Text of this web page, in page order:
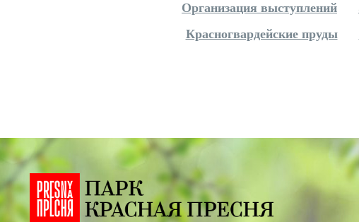
Организация выступлений
Красногвардейские пруды